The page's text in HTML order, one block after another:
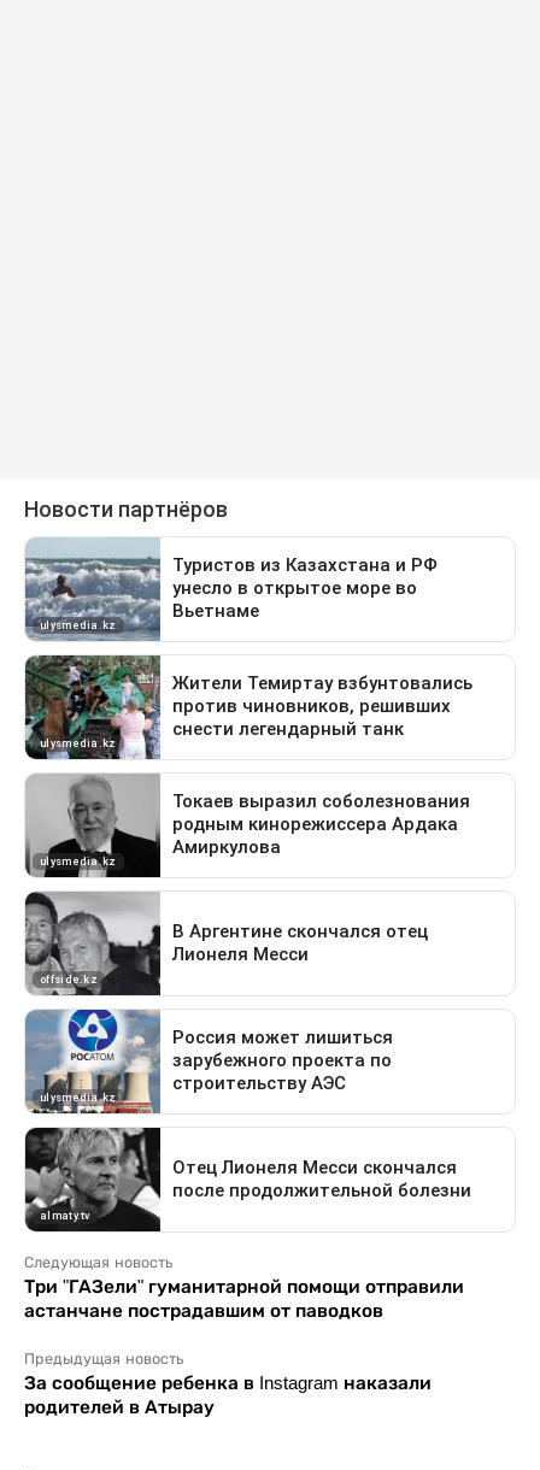
Следующая новость
Три "ГАЗели" гуманитарной помощи отправили
астанчане пострадавшим от паводков
Предыдущая новость
За сообщение ребенка в Instagram наказали
родителей в Атырау